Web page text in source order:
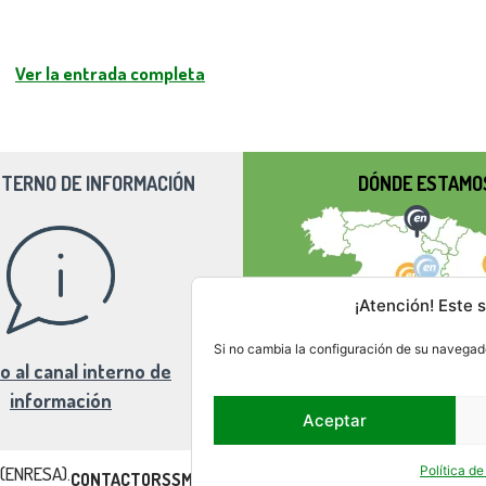
¡Atención! Este
Si no cambia la configuración de su
Aceptar
Política
Ver la entrada completa
DE INFORMACIÓN
al canal interno de
información
DÓNDE
CONTACTORSSMAPA DEL SITIO AVISO